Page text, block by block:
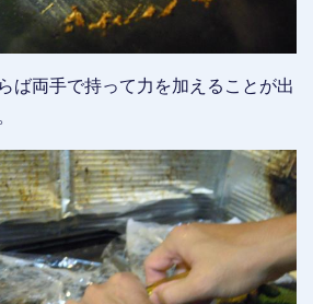
ば両手で持って力を加えることが出